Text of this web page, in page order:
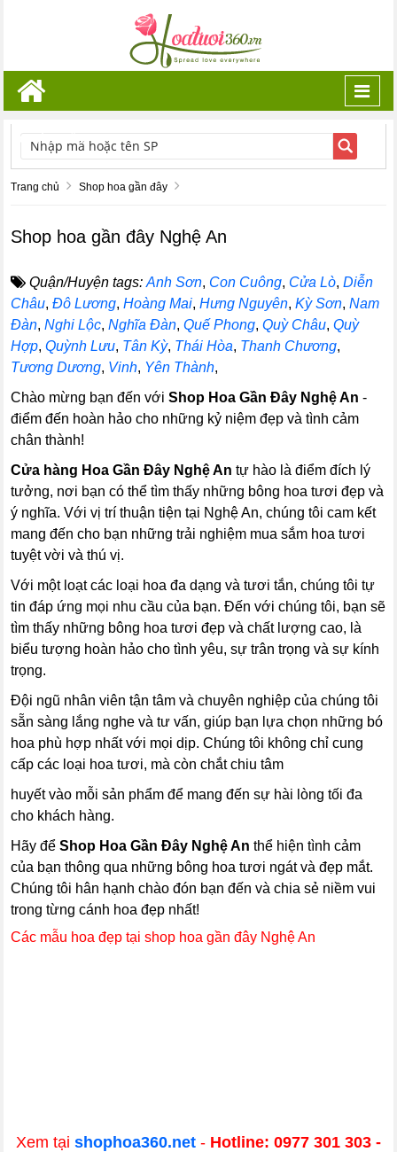
TÌM KIẾM
Trang chủ Shop hoa gần đây
Shop hoa gần đây Nghệ An
Quận/Huyện tags: Anh Sơn, Con Cuông, Cửa Lò,Diễn
Châu,Đô Lương,Hoàng Mai,Hưng Nguyên,Kỳ Sơn,Nam
Đàn,Nghi Lộc,Nghĩa Đàn,Quế Phong,Quỳ Châu,Quỳ
Hợp,Quỳnh Lưu, Tân Kỳ, Thái Hòa, Thanh Chương,
Tương Dương, Vinh, Yên Thành,
Chào mừng bạn đến vớiShop Hoa Gần Đây Nghệ An -
điểm đến hoàn hảo cho những kỷ niệm đẹp và tình cảm
chân thành!
Cửa hàng Hoa Gần Đây Nghệ An tự hào là điểm đích lý
tưởng, nơi bạn có thể tìm thấy những bông hoa tươi đẹp và
ý nghĩa. Với vị trí thuận tiện tại Nghệ An, chúng tôi cam kết
mang đến cho bạn những trải nghiệm mua sắm hoa tươi
tuyệt vời và thú vị.
Với một loạt các loại hoa đa dạng và tươi tắn, chúng tôi tự
tin đáp ứng mọi nhu cầu của bạn. Đến với chúng tôi, bạn sẽ
tìm thấy những bông hoa tươi đẹp và chất lượng cao, là
biểu tượng hoàn hảo cho tình yêu, sự trân trọng và sự kính
trọng.
Đội ngũ nhân viên tận tâm và chuyên nghiệp của chúng tôi
sẵn sàng lắng nghe và tư vấn, giúp bạn lựa chọn những bó
hoa phù hợp nhất với mọi dịp. Chúng tôi không chỉ cung
cấp các loại hoa tươi, mà còn chắt chiu tâm
huyết vào mỗi sản phẩm để mang đến sự hài lòng tối đa
cho khách hàng.
Hãy đểShop Hoa Gần Đây Nghệ An thể hiện tình cảm
của bạn thông qua những bông hoa tươi ngát và đẹp mắt.
Chúng tôi hân hạnh chào đón bạn đến và chia sẻ niềm vui
trong từng cánh hoa đẹp nhất!
Các mẫu hoa đẹp tại shop hoa gần đây Nghệ An
Xem tại shophoa360.net - Hotline: 0977 301 303 -